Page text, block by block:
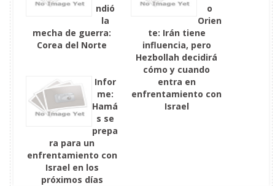
ndió
la
mecha de guerra:
Corea del Norte
o
Orien
te: Irán tiene
influencia, pero
Hezbollah decidirá
cómo y cuando
entra en
enfrentamiento con
Israel
Infor
me:
Hamá
s se
prepa
ra para un
enfrentamiento con
Israel en los
próximos días